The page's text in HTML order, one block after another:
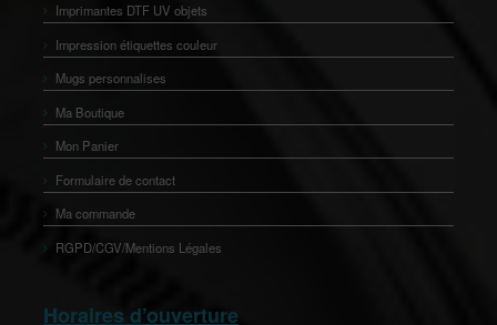
Imprimantes DTF UV objets
Impression étiquettes couleur
Mugs personnalises
Ma Boutique
Mon Panier
Formulaire de contact
Ma commande
RGPD/CGV/Mentions Légales
Horaires d’ouverture